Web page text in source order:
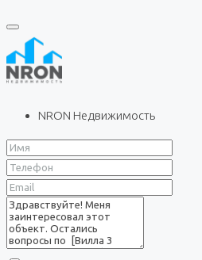
NRON Недвижимость